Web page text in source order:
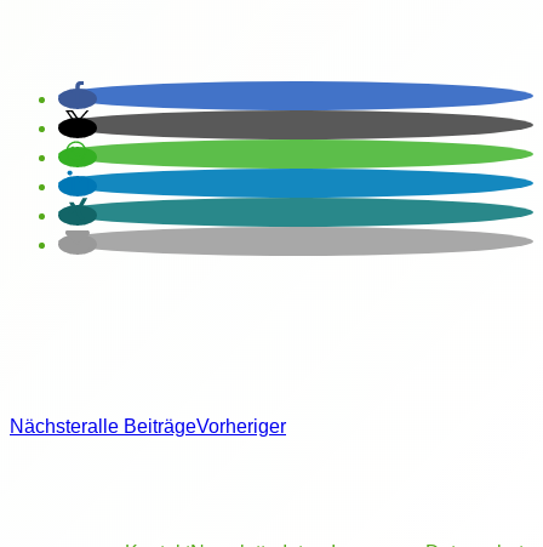
Nächsteralle BeiträgeVorheriger